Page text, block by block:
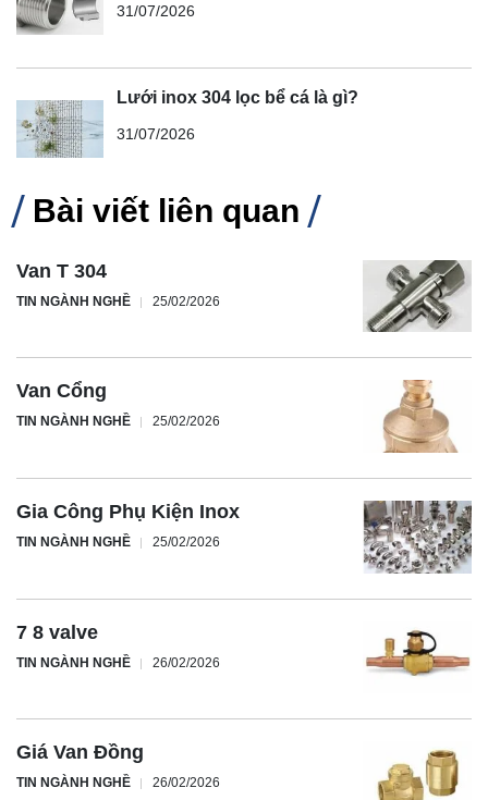
31/07/2026
Lưới inox 304 lọc bể cá là gì?
31/07/2026
Bài viết liên quan
Van T 304
TIN NGÀNH NGHỀ 25/02/2026
Van Cổng
TIN NGÀNH NGHỀ 25/02/2026
Gia Công Phụ Kiện Inox
TIN NGÀNH NGHỀ 25/02/2026
7 8 valve
TIN NGÀNH NGHỀ 26/02/2026
Giá Van Đồng
TIN NGÀNH NGHỀ 26/02/2026